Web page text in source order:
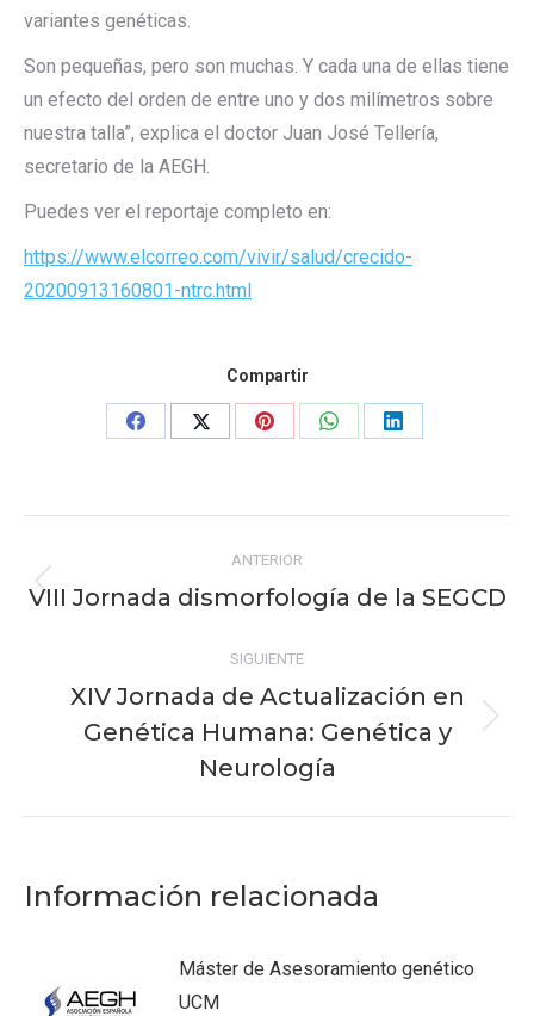
variantes genéticas.
Son pequeñas, pero son muchas. Y cada una de ellas tiene
un efecto del orden de entre uno y dos milímetros sobre
nuestra talla”, explica el doctor Juan José Tellería,
secretario de la AEGH.
Puedes ver el reportaje completo en:
https://www.elcorreo.com/vivir/salud/crecido-
20200913160801-ntrc.html
Compartir
Share
Share
Share
Share
Share
entre
ANTERIOR
Publicación
VIII Jornada dismorfología de la SEGCD
SIGUIENTE
Publicación
siguiente:
XIV Jornada de Actualización en
Genética Humana: Genética y
Neurología
Información relacionada
Máster de Asesoramiento genético
UCM